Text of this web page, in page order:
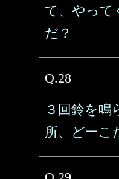
て、やって
だ？
Q.28
３回鈴を鳴
所、どーこ